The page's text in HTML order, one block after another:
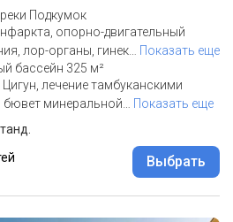
реки Подкумок
опорно-двигательный
лор-органы, гинек… Показать еще
бассейн 325 м²
лечение тамбуканскими
бювет минеральной… Показать еще
Выбрать